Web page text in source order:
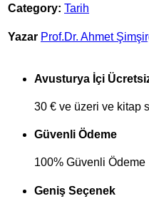
Category: Tarih
Yazar Prof.Dr. Ahmet
Avusturya İçi
30 € ve üzeri ve kitap
Güvenli Ödeme
100% Güvenli Ödeme
Geniş Seçenek